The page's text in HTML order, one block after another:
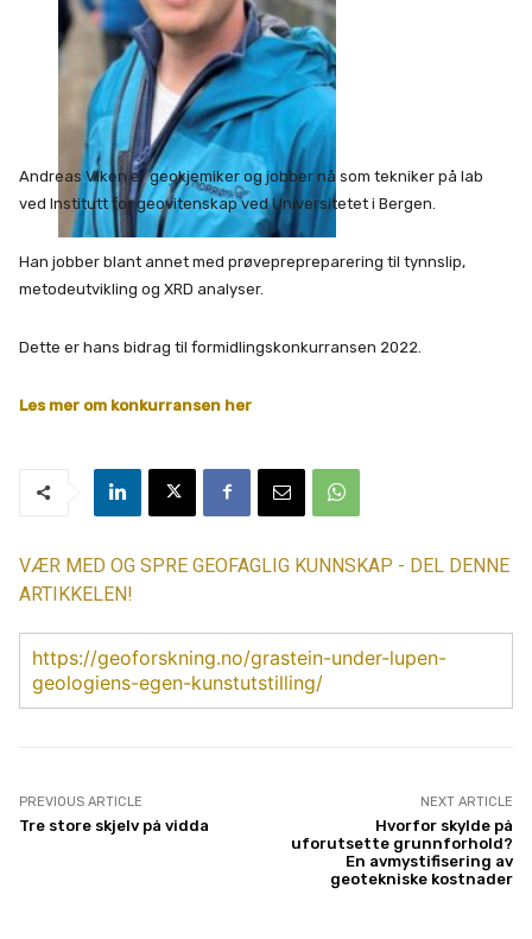
Andreas Viken er geokjemiker og jobber nå som tekniker på lab
ved Institutt for geovitenskap ved Universitetet i Bergen.
Han jobber blant annet med prøveprepreparering til tynnslip,
metodeutvikling og XRD analyser.
Dette er hans bidrag til formidlingskonkurransen 2022.
Les mer om konkurransen her
VÆR MED OG SPRE GEOFAGLIG KUNNSKAP - DEL DENNE
ARTIKKELEN!
https://geoforskning.no/grastein-under-lupen-
geologiens-egen-kunstutstilling/
PREVIOUS ARTICLE
Tre store skjelv på vidda
NEXT ARTICLE
Hvorfor skylde på
uforutsette grunnforhold?
En avmystifisering av
geotekniske kostnader